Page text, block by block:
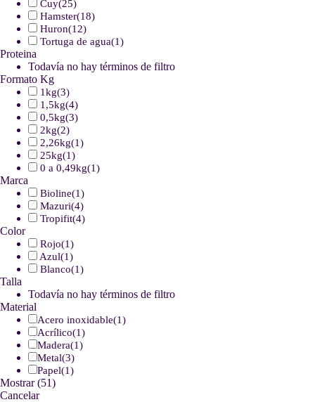
Cuy(25)
Hamster(18)
Huron(12)
Tortuga de agua(1)
Proteina
Todavía no hay términos de filtro
Formato Kg
1kg(3)
1,5kg(4)
0,5kg(3)
2kg(2)
2,26kg(1)
25kg(1)
0 a 0,49kg(1)
Marca
Bioline(1)
Mazuri(4)
Tropifit(4)
Color
Rojo(1)
Azul(1)
Blanco(1)
Talla
Todavía no hay términos de filtro
Material
Acero inoxidable(1)
Acrílico(1)
Madera(1)
Metal(3)
Papel(1)
Mostrar(51)
Cancelar